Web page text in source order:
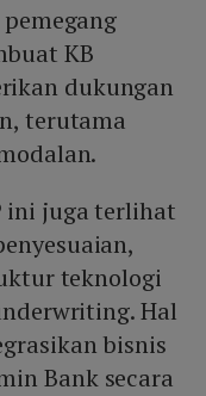
KB
dukungan
terutama
ini juga terlihat
teknologi
Hal
bisnis
Bank secara